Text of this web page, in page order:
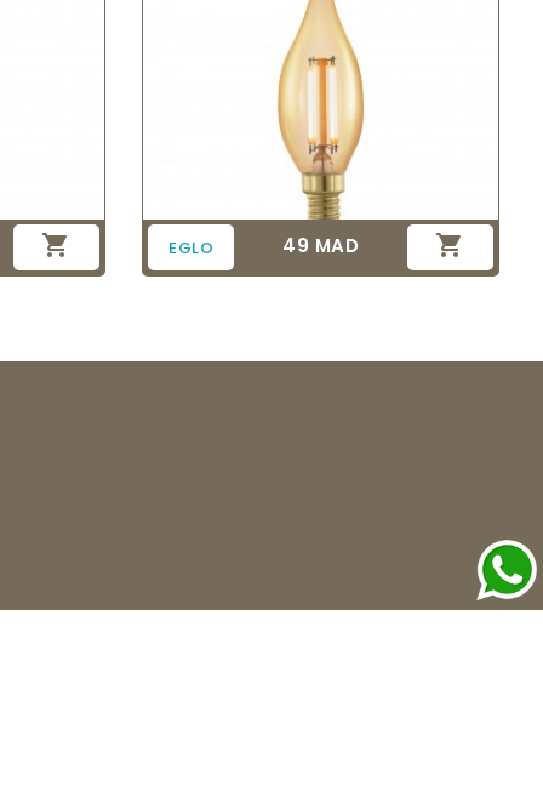
 EGLO Prix
49 MAD 